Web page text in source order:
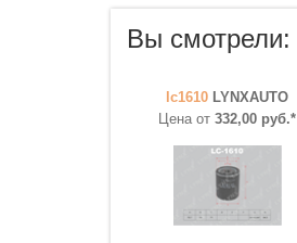
Вы смотрели:
lc1610 LYNXAUTO
Цена от 332,00 руб.*